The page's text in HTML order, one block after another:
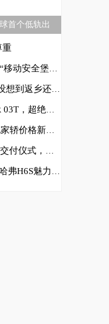
首个低轨出
重
人出行保驾护航！
还可以这么省钱
爆成都国际车展
几何G6正式上市
选赋能纯电生活
魅力十足